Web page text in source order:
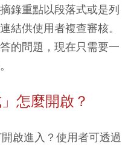
錄重點以段落式或是列
結供使用者複查審核。
的問題，現在只需要一
」怎麼開啟？
開啟進入？使用者可透過